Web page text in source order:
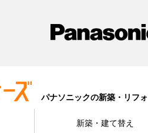
パナソニックの新築・リフ
新築・建て替え